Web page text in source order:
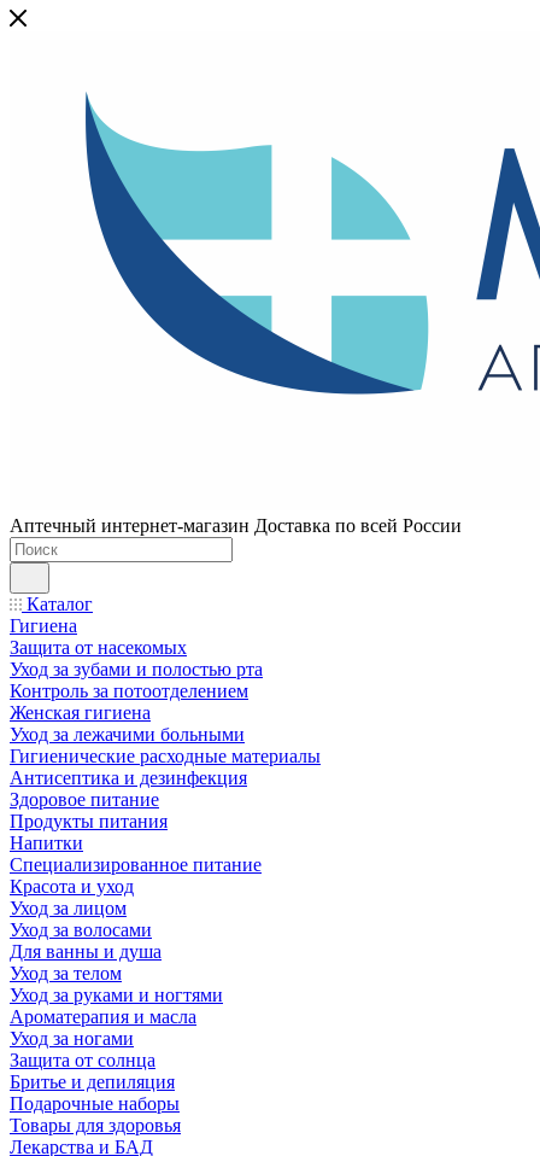
Аптечный интернет-магазин Доставка по всей России
Каталог
Гигиена
Защита от насекомых
Уход за зубами и полостью рта
Контроль за потоотделением
Женская гигиена
Уход за лежачими больными
Гигиенические расходные материалы
Антисептика и дезинфекция
Здоровое питание
Продукты питания
Напитки
Специализированное питание
Красота и уход
Уход за лицом
Уход за волосами
Для ванны и душа
Уход за телом
Уход за руками и ногтями
Ароматерапия и масла
Уход за ногами
Защита от солнца
Бритье и депиляция
Подарочные наборы
Товары для здоровья
Лекарства и БАД